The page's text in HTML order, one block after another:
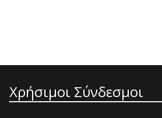
Χρήσιμοι Σύνδεσμοι